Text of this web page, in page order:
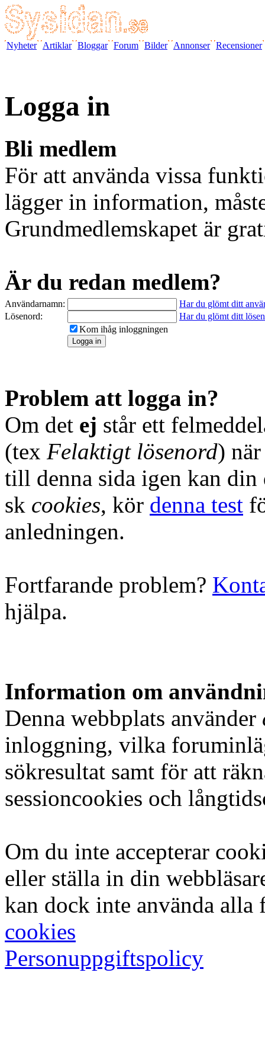
Nyheter Artiklar Bloggar Forum Bilder Annonser Recensioner
Logga in
Bli medlem
För att använda vissa
lägger in information,
Grundmedlemskapet är
Är du redan medlem?
Användarnamn:
Har du glömt ditt
Lösenord:
Har du glömt ditt
Kom ihåg inloggningen
Problem att logga in?
Om det ej står ett
(tex Felaktigt lösenord)
till denna sida igen kan din
sk cookies, kör denna test
anledningen.
Fortfarande problem?
hjälpa.
Information om
Denna webbplats använder
inloggning, vilka
sökresultat samt för att
sessioncookies och
Om du inte accepterar
eller ställa in din
kan dock inte använda
cookies
Personuppgiftspolicy